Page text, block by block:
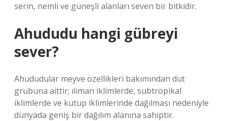
serin, nemli ve güneşli alanları seven bir bitkidir.
Ahududu hangi gübreyi
sever?
Ahududular meyve özellikleri bakımından dut
grubuna aittir; ılıman iklimlerde, subtropikal
iklimlerde ve kutup iklimlerinde dağılması nedeniyle
dünyada geniş bir dağılım alanına sahiptir.